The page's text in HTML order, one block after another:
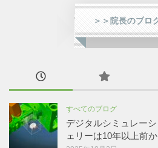
＞＞院長のブロ
すべてのブログ
デジタルシミュレー
ェリーは10年以上前